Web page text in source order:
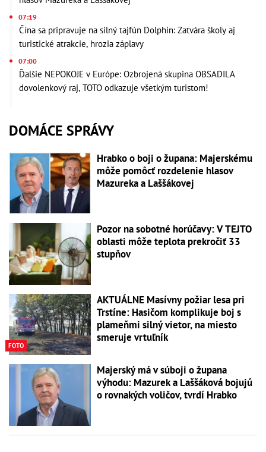
07:19
Čína sa pripravuje na silný tajfún Dolphin: Zatvára školy aj
turistické atrakcie, hrozia záplavy
07:00
Ďalšie NEPOKOJE v Európe: Ozbrojená skupina OBSADILA
dovolenkový raj, TOTO odkazuje všetkým turistom!
DOMÁCE SPRÁVY
Hrabko o boji o župana: Majerskému
môže pomôcť rozdelenie hlasov
Mazureka a Laššákovej
Pozor na sobotné horúčavy: V TEJTO
oblasti môže teplota prekročiť 33
stupňov
FOTO
AKTUÁLNE Masívny požiar lesa pri
Trstíne: Hasičom komplikuje boj s
plameňmi silný vietor, na miesto
smeruje vrtuľník
Majerský má v súboji o župana
výhodu: Mazurek a Laššáková bojujú
o rovnakých voličov, tvrdí Hrabko